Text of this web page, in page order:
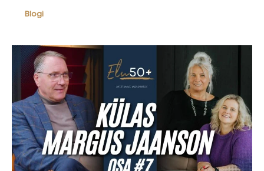
–
15
käis
külas
Sten
Argos
Blogi